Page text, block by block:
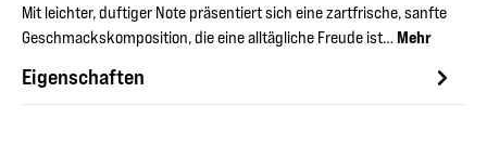
Mit leichter, duftiger Note präsentiert sich eine zartfrische, sanfte
Geschmackskomposition, die eine alltägliche Freude ist… Mehr
Eigenschaften